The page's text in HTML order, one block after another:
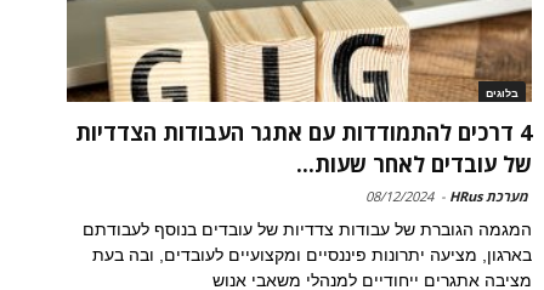
בלוגים
4 דרכים להתמודדות עם אתגר העבודות הצדדיות
של עובדים לאחר שעות...
מערכת HRus -
08/12/2024
המגמה הגוברת של עבודות צדדיות של עובדים בנוסף לעבודתם
בארגון, מציעה יתרונות פיננסיים ומקצועיים לעובדים, ובה בעת
מציבה אתגרים ייחודיים למנהלי משאבי אנוש